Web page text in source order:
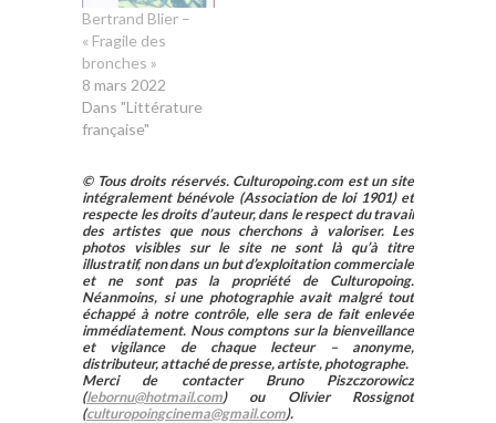
Bertrand Blier –
« Fragile des
bronches »
8 mars 2022
Dans "Littérature
française"
© Tous droits réservés. Culturopoing.com est un site
intégralement bénévole (Association de loi 1901) et
respecte les droits d’auteur, dans le respect du travail
des artistes que nous cherchons à valoriser. Les
photos visibles sur le site ne sont là qu’à titre
illustratif, non dans un but d’exploitation commerciale
et ne sont pas la propriété de Culturopoing.
Néanmoins, si une photographie avait malgré tout
échappé à notre contrôle, elle sera de fait enlevée
immédiatement. Nous comptons sur la bienveillance
et vigilance de chaque lecteur – anonyme,
distributeur, attaché de presse, artiste, photographe.
Merci de contacter Bruno Piszczorowicz
(lebornu@hotmail.com) ou Olivier Rossignot
(culturopoingcinema@gmail.com).